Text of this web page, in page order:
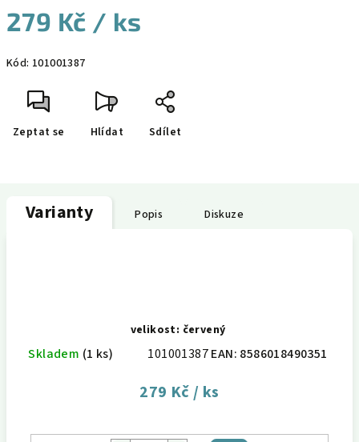
279 Kč / ks
cena:
Kód: 101001387
Zeptat se Hlídat Sdílet
Varianty Popis Diskuze
velikost: červený
Skladem (1 ks) 101001387EAN: 8586018490351
279 Kč/ ks